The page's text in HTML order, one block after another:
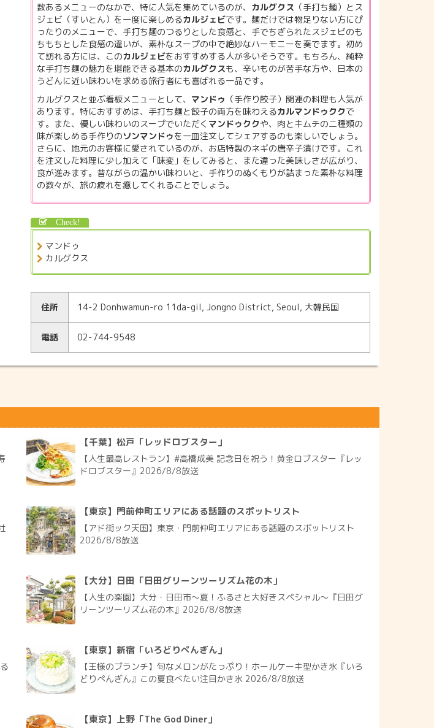
数あるメニューのなかで、特に人気を集めているのが、 カルグクス （手打ち麺）とス
ジェビ（すいとん）を一度に楽しめるカルジェビです。麺だけでは物足りない方にぴ
ったりのメニューで、手打ち麺のつるりとした食感と、手でちぎられたスジェビのも
ちもちとした食感の違いが、素朴なスープの中で絶妙なハーモニーを奏でます。初め
て訪れる方には、このカルジェビをおすすめする人が多いそうです。もちろん、純粋
な手打ち麺の魅力を堪能できる基本のカルグクスも、辛いものが苦手な方や、日本の
うどんに近い味わいを求める旅行者にも喜ばれる一品です。
カルグクスと並ぶ看板メニューとして、 マンドゥ （手作り餃子）関連の料理も人気が
あります。特におすすめは、手打ち麺と餃子の両方を味わえるカルマンドゥククで
す。また、優しい味わいのスープでいただく マンドゥククや、肉とキムチの二種類の
味が楽しめる手作りのソンマンドゥを一皿注文してシェアするのも楽しいでしょう。
さらに、地元のお客様に愛されているのが、お店特製のネギの唐辛子漬けです。これ
を注文した料理に少し加えて「味変」をしてみると、また違った美味しさが広がり、
食が進みます。昔ながらの温かい味わいと、手作りのぬくもりが詰まった素朴な料理
の数々が、旅の疲れを癒してくれることでしょう。
マンドゥ
カルグクス
住所 14-2 Donhwamun-ro 11da-gil, Jongno District, Seoul, 大韓民国
電話 02-744-9548
【千葉】松戸「レッドロブスター」
【人生最高レストラン】#高橋成美 記念日を祝う！黄金ロブスター『レッ
ドロブスター』2026/8/8放送
【東京】門前仲町エリアにある話題のスポットリスト
【アド街ック天国】東京・門前仲町エリアにある話題のスポットリスト
2026/8/8放送
【大分】日田「日田グリーンツーリズム花の木」
【人生の楽園】大分・日田市～夏！ふるさと大好きスペシャル～『日田グ
リーンツーリズム花の木』2026/8/8放送
【東京】新宿「いろどりぺんぎん」
【王様のブランチ】旬なメロンがたっぷり！ホールケーキ型かき氷『いろ
どりぺんぎん』この夏食べたい注目かき氷 2026/8/8放送
【東京】上野「The God Diner」